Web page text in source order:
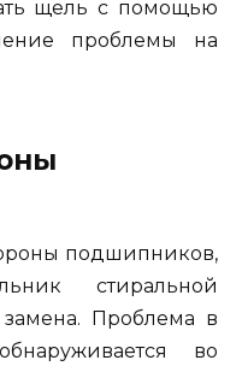
щель с помощью
проблемы на
подшипников,
стиральной
Проблема в
во